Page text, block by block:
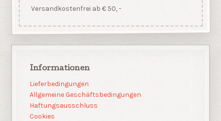
Versandkostenfrei ab € 50, -
Informationen
Lieferbedingungen
Allgemeine Geschäftsbedingungen
Haftungsausschluss
Cookies